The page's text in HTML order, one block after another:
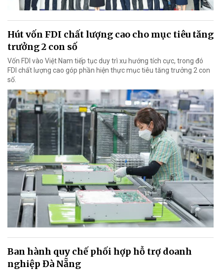
Hút vốn FDI chất lượng cao cho mục tiêu tăng
trưởng 2 con số
Vốn FDI vào Việt Nam tiếp tục duy trì xu hướng tích cực, trong đó
FDI chất lượng cao góp phần hiện thực mục tiêu tăng trưởng 2 con
số.
Ban hành quy chế phối hợp hỗ trợ doanh
nghiệp Đà Nẵng